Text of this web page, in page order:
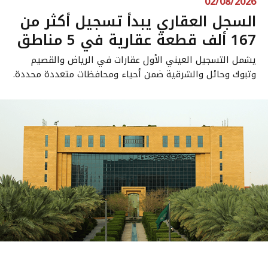
السجل العقاري يبدأ تسجيل أكثر من
167 ألف قطعة عقارية في 5 مناطق
يشمل التسجيل العيني الأول عقارات في الرياض والقصيم
وتبوك وحائل والشرقية ضمن أحياء ومحافظات متعددة محددة.